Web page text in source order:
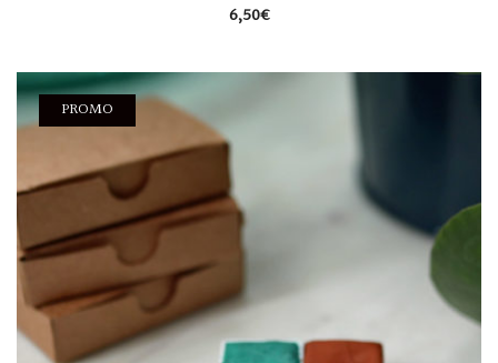
6,50€
PROMO